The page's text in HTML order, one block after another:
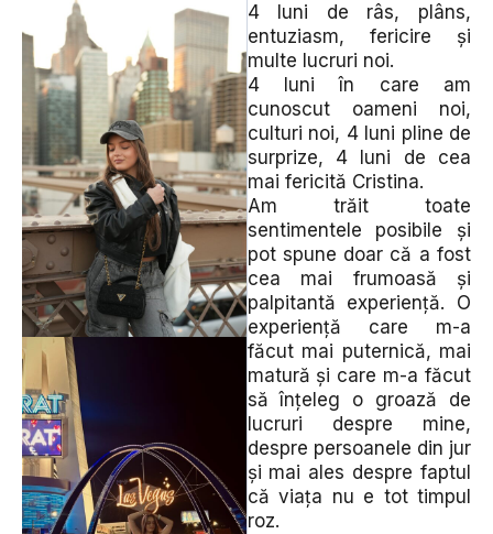
4 luni de râs, plâns,
entuziasm, fericire și
multe lucruri noi.
4 luni în care am
cunoscut oameni noi,
culturi noi, 4 luni pline de
surprize, 4 luni de cea
mai fericită Cristina.
Am trăit toate
sentimentele posibile și
pot spune doar că a fost
cea mai frumoasă și
palpitantă experiență. O
experiență care m-a
făcut mai puternică, mai
matură și care m-a făcut
să înțeleg o groază de
lucruri despre mine,
despre persoanele din jur
și mai ales despre faptul
că viața nu e tot timpul
roz.